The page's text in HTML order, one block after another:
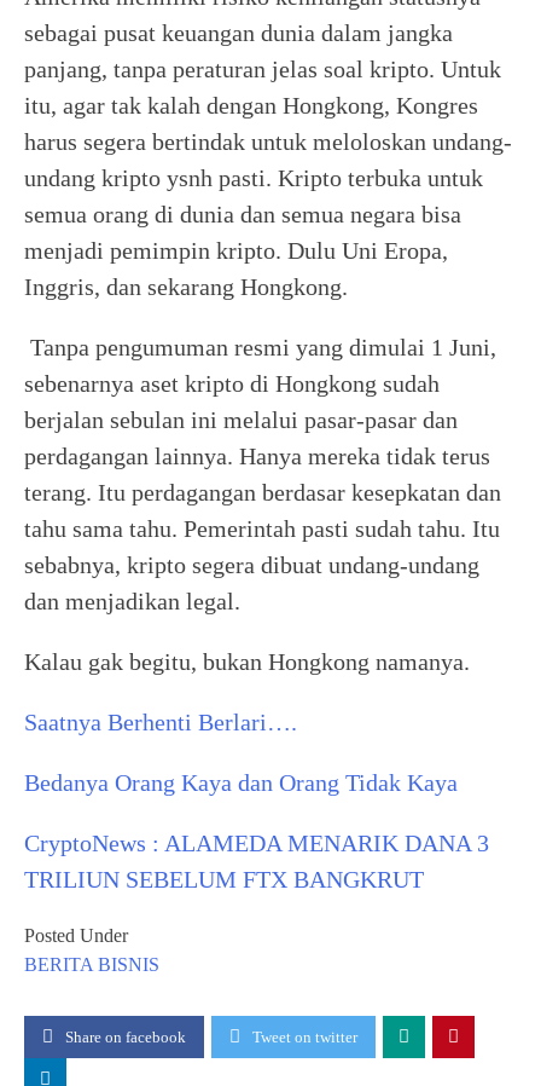
sebagai pusat keuangan dunia dalam jangka
panjang, tanpa peraturan jelas soal kripto. Untuk
itu, agar tak kalah dengan Hongkong, Kongres
harus segera bertindak untuk meloloskan undang-
undang kripto ysnh pasti. Kripto terbuka untuk
semua orang di dunia dan semua negara bisa
menjadi pemimpin kripto. Dulu Uni Eropa,
Inggris, dan sekarang Hongkong.
Tanpa pengumuman resmi yang dimulai 1 Juni,
sebenarnya aset kripto di Hongkong sudah
berjalan sebulan ini melalui pasar-pasar dan
perdagangan lainnya. Hanya mereka tidak terus
terang. Itu perdagangan berdasar kesepkatan dan
tahu sama tahu. Pemerintah pasti sudah tahu. Itu
sebabnya, kripto segera dibuat undang-undang
dan menjadikan legal.
Kalau gak begitu, bukan Hongkong namanya.
Saatnya Berhenti Berlari….
Bedanya Orang Kaya dan Orang Tidak Kaya
CryptoNews : ALAMEDA MENARIK DANA 3
TRILIUN SEBELUM FTX BANGKRUT
Posted Under
BERITA BISNIS
Share on facebook Tweet on twitter